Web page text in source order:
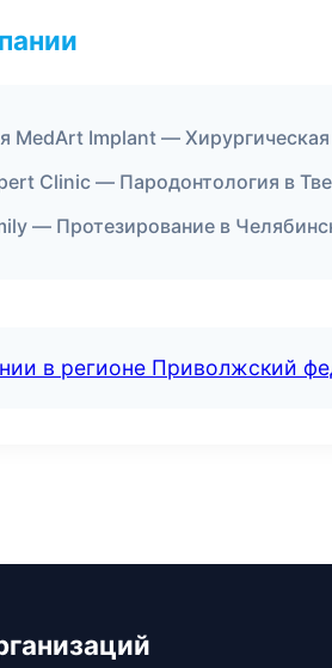
MedArt Implant —
Clinic — Пародонтология в
— Протезирование в
в регионе Приволжский